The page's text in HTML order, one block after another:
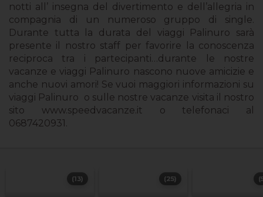
notti all’ insegna del divertimento e dell’allegria in
compagnia di un numeroso gruppo di single.
Durante tutta la durata del viaggi Palinuro sarà
presente il nostro staff per favorire la conoscenza
reciproca tra i partecipanti…durante le nostre
vacanze e viaggi Palinuro nascono nuove amicizie e
anche nuovi amori! Se vuoi maggiori informazioni su
viaggi Palinuro o sulle nostre vacanze visita il nostro
sito www.speedvacanze.it o telefonaci al
0687420931.
(13) (25)